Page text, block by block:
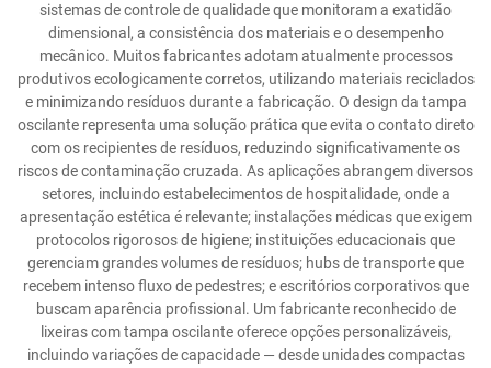
sistemas de controle de qualidade que monitoram a exatidão
dimensional, a consistência dos materiais e o desempenho
mecânico. Muitos fabricantes adotam atualmente processos
produtivos ecologicamente corretos, utilizando materiais reciclados
e minimizando resíduos durante a fabricação. O design da tampa
oscilante representa uma solução prática que evita o contato direto
com os recipientes de resíduos, reduzindo significativamente os
riscos de contaminação cruzada. As aplicações abrangem diversos
setores, incluindo estabelecimentos de hospitalidade, onde a
apresentação estética é relevante; instalações médicas que exigem
protocolos rigorosos de higiene; instituições educacionais que
gerenciam grandes volumes de resíduos; hubs de transporte que
recebem intenso fluxo de pedestres; e escritórios corporativos que
buscam aparência profissional. Um fabricante reconhecido de
lixeiras com tampa oscilante oferece opções personalizáveis,
incluindo variações de capacidade — desde unidades compactas